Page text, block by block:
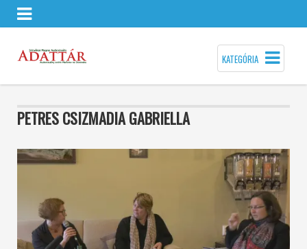
KATEGÓRIA
PETRES CSIZMADIA GABRIELLA